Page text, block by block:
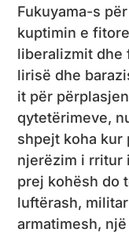
Fukuyama-s
kuptimin e
liberalizmit dhe
lirisë dhe
it për
qytetërimeve,
shpejt koha kur
njerëzim i rritur
prej kohësh do
luftërash,
armatimesh,